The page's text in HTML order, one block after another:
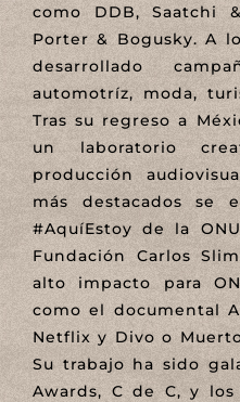
como DDB, Saatchi
Porter & Bogusky. A
desarrollado
automotríz, moda,
Tras su regreso a
un laboratorio
producción
más destacados se
#AquíEstoy de la
Fundación Carlos
alto impacto para
como el documental
Netflix y Divo o
Su trabajo ha sido
Awards, C de C, y